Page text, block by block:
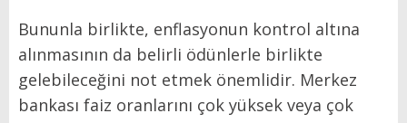
Bununla birlikte, enflasyonun kontrol altına
alınmasının da belirli ödünlerle birlikte
gelebileceğini not etmek önemlidir. Merkez
bankası faiz oranlarını çok yüksek veya çok